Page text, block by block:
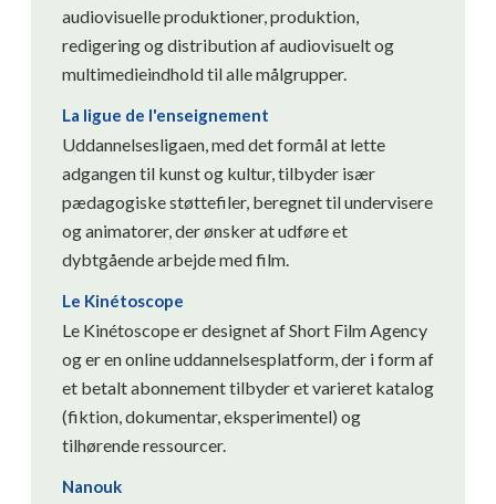
audiovisuelle produktioner, produktion,
redigering og distribution af audiovisuelt og
multimedieindhold til alle målgrupper.
La ligue de l'enseignement
Uddannelsesligaen, med det formål at lette
adgangen til kunst og kultur, tilbyder især
pædagogiske støttefiler, beregnet til undervisere
og animatorer, der ønsker at udføre et
dybtgående arbejde med film.
Le Kinétoscope
Le Kinétoscope er designet af Short Film Agency
og er en online uddannelsesplatform, der i form af
et betalt abonnement tilbyder et varieret katalog
(fiktion, dokumentar, eksperimentel) og
tilhørende ressourcer.
Nanouk